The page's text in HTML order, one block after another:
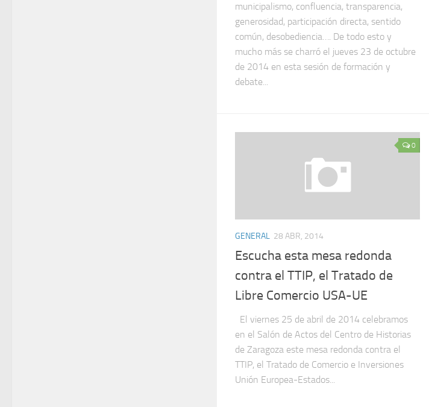
municipalismo, confluencia, transparencia,
generosidad, participación directa, sentido
común, desobediencia…. De todo esto y
mucho más se charró el jueves 23 de octubre
de 2014 en esta sesión de formación y
debate...
0
GENERAL 28 ABR, 2014
Escucha esta mesa redonda
contra el TTIP, el Tratado de
Libre Comercio USA-UE
El viernes 25 de abril de 2014 celebramos
en el Salón de Actos del Centro de Historias
de Zaragoza este mesa redonda contra el
TTIP, el Tratado de Comercio e Inversiones
Unión Europea-Estados...